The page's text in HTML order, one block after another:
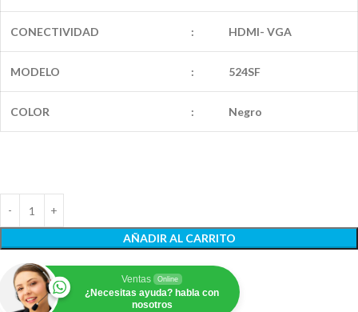
CONECTIVIDAD : HDMI- VGA
MODELO : 524SF
COLOR : Negro
AÑADIR AL CARRITO
Ventas Online
¿Necesitas ayuda? habla con
nosotros